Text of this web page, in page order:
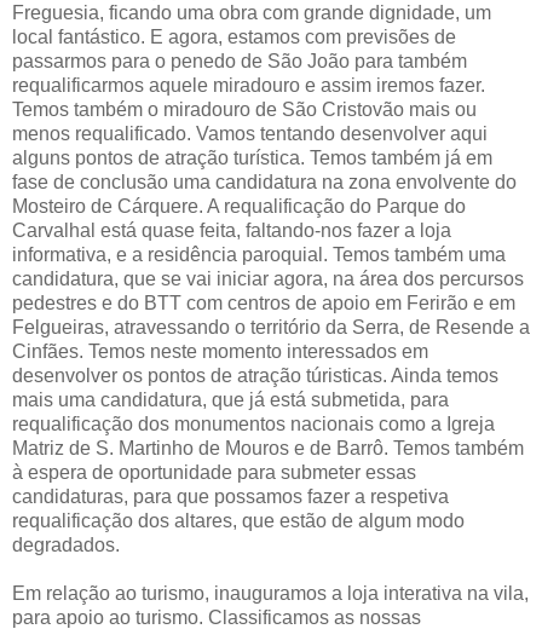
Freguesia, ficando uma obra com grande dignidade, um
local fantástico. E agora, estamos com previsões de
passarmos para o penedo de São João para também
requalificarmos aquele miradouro e assim iremos fazer.
Temos também o miradouro de São Cristovão mais ou
menos requalificado. Vamos tentando desenvolver aqui
alguns pontos de atração turística. Temos também já em
fase de conclusão uma candidatura na zona envolvente do
Mosteiro de Cárquere. A requalificação do Parque do
Carvalhal está quase feita, faltando-nos fazer a loja
informativa, e a residência paroquial. Temos também uma
candidatura, que se vai iniciar agora, na área dos percursos
pedestres e do BTT com centros de apoio em Ferirão e em
Felgueiras, atravessando o território da Serra, de Resende a
Cinfães. Temos neste momento interessados em
desenvolver os pontos de atração túristicas. Ainda temos
mais uma candidatura, que já está submetida, para
requalificação dos monumentos nacionais como a Igreja
Matriz de S. Martinho de Mouros e de Barrô. Temos também
à espera de oportunidade para submeter essas
candidaturas, para que possamos fazer a respetiva
requalificação dos altares, que estão de algum modo
degradados.
Em relação ao turismo, inauguramos a loja interativa na vila,
para apoio ao turismo. Classificamos as nossas